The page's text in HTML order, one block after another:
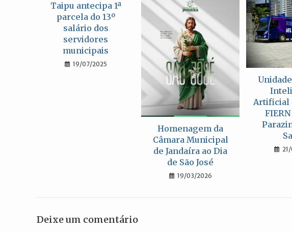
Taipu antecipa 1ª
parcela do 13º
salário dos
servidores
municipais
19/07/2025
Homenagem da
Câmara Municipal
de Jandaíra ao Dia
de São José
19/03/2026
Artificial
Deixe um comentário